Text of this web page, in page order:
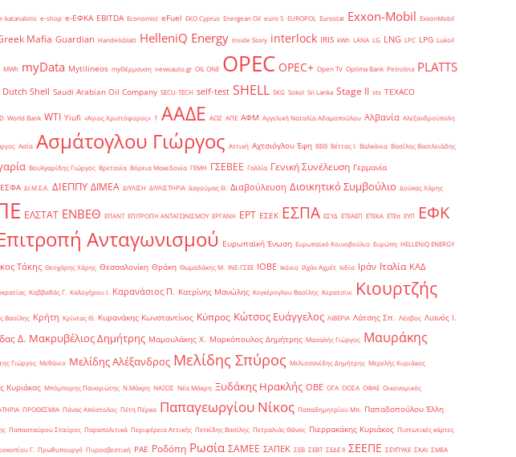
katanalotis e-shop e-ΕΦΚΑ EBITDA Economist eFuel EKO Cyprus Energean Oil euro 5 EUROPOL Eurostat Exxon-Mobil ExxonMobil
Mafia Guardian Handelsblatt HelleniQ Energy Inside Story interlock IRIS kWh LANA LG LNG LPC LPG Lukoil
MWh myData Mytilineos myΘέρμανση newsauto.gr OIL ONE OPEC OPEC+ Open TV Optima Bank Petrolina PLATTS
Dutch Shell Saudi Arabian Oil Company SECU-TECH self-test SHELL SKG Sokol Sri Lanka Stage II sts TEXACO
World Bank WTI Yiufi «Άγιος Χριστόφορος» ΄1 ΑΑΔΕ ΑΟΖ ΑΠΕ ΑΦΜ Αγγελική Ναταλία Αδαμοπούλου Αλβανία Αλεξανδρούπολη
Ασία Ασμάτογλου Γιώργος Αττική Αχτσιόγλου Έφη ΒΕΘ Βέττας Ι. Βαλκάνια Βασίλης Βασιλειάδης
Βουλγαρίδης Γιώργος Βρετανία Βόρεια Μακεδονία ΓΕΜΗ ΓΣΕΒΕΕ Γαλλία Γενική Συνέλευση Γερμανία
ΔΙ.Μ.Ε.Α. ΔΙΕΠΠΥ ΔΙΜΕΑ ΔΙΥΛΙΣΗ ΔΙΥΛΙΣΤΗΡΙΑ Δαγούμας Θ. Διαβούλευση Διοικητικό Συμβούλιο Δούκας Χάρης
ΕΛΣΤΑΤ ΕΝΒΕΘ ΕΠΑΝΤ ΕΠΙΤΡΟΠΗ ΑΝΤΑΓΩΝΙΣΜΟΥ ΕΡΓΑΝΗ ΕΡΤ ΕΣΕΚ ΕΣΠΑ ΕΣΥΔ ΕΤΕΑΕΠ ΕΤΕΚΑ ΕΤΕπ ΕΥΠ ΕΦΚ
Ανταγωνισμού Ευρωπαϊκή Ένωση Ευρωπαϊκό Κοινοβούλιο Ευρώπη ΗELLENiQ ENERGY
Τάκης Θεοχάρης Χάρης Θεσσαλονίκη Θράκη Θωμαδάκης Μ. ΙΝΕ-ΓΣΕΕ ΙΟΒΕ Ικόνιο Ιλχάν Αχμέτ Ινδία Ιράν Ιταλία ΚΑΔ
Καββαθάς Γ. Καλογήρου Ι. Καρανάσιος Π. Κατρίνης Μανώλης Κεγκέρογλου Βασίλης Κερατσίνι
Κιουρτζής
Βασίλης Κρήτη Κρίντας Θ. Κυρανάκης Κωνσταντίνος Κύπρος Κώτσος Ευάγγελος ΛΙΒΕΡΙΑ Λάτσης Σπ. Λέσβος Λιανός Ι.
Δ. Μακρυβέλιος Δημήτρης Μαμουλάκης Χ. Μαρκόπουλος Δημήτρης Μασαλής Γιώργος Μαυράκης
Γιώργος Μεθάνιο Μελίδης Αλέξανδρος Μελίδης Σπύρος Μελισσανίδης Δημήτρης Μερελής Κυριάκος
Κυριάκος Μπόμπορης Παναγιώτης Ν.Μάκρη ΝΑΞΟΣ Νέα Μάκρη Ξυδάκης Ηρακλής ΟΒΕ ΟΓΑ ΟΟΣΑ ΟΦΑΕ Οικονομικός
ΠΡΟΘΕΣΜΙΑ Πάνας Απόστολος Πέτη Πέρκα Παπαγεωργίου Νίκος Παπαδημητρίου Μπ. Παπαδοπούλου Έλλη
Παπασταύρου Σταύρος Παραπολιτικά Περιφέρεια Αττικής Πετκίδης Βασίλης Πετραλιάς Θάνος Πιερρακάκης Κυριάκος Πιστωτικές κάρτες
Γ. Πρωθυπουργό Πυροσβεστική ΡΑΕ Ροδόπη Ρωσία ΣΑΜΕΕ ΣΑΠΕΚ ΣΕΒ ΣΕΒΤ ΣΕΔΕ ΙΙ ΣΕΕΠΕ ΣΕΥΠΥΚΕ ΣΚΑΙ ΣΜΕΑ